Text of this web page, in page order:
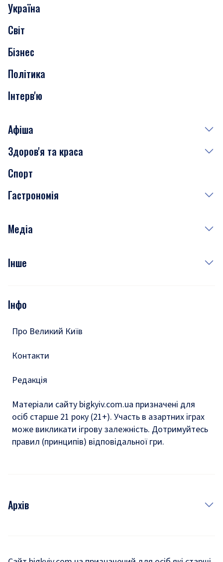
Скандали
Нерухомість
Транспорт
Україна
Світ
Бізнес
Політика
Інтерв'ю
Афіша
Сьогодні
Завтра
Субота
Здоров'я та краса
Медицина
Краса
Спорт
Гастрономія
Рецепти
Медіа
Фото
Подкасти
Інше
Тести
Інфо
Про Великий Київ
Контакти
Редакція
Матеріали сайту bigkyiv.com.ua призначені для
осіб старше 21 року (21+). Участь в азартних іграх
може викликати ігрову залежність. Дотримуйтесь
правил (принципів) відповідальної гри.
Архів